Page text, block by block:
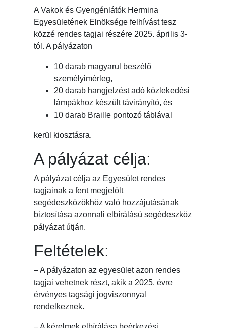
A Vakok és Gyengénlátók Hermina
Egyesületének Elnöksége felhívást tesz
közzé rendes tagjai részére 2025. április 3-
tól. A pályázaton
10 darab magyarul beszélő
személyimérleg,
20 darab hangjelzést adó közlekedési
lámpákhoz készült távirányító, és
10 darab Braille pontozó táblával
kerül kiosztásra.
A pályázat célja:
A pályázat célja az Egyesület rendes
tagjainak a fent megjelölt
segédeszközökhöz való hozzájutásának
biztosítása azonnali elbírálású segédeszköz
pályázat útján.
Feltételek:
– A pályázaton az egyesület azon rendes
tagjai vehetnek részt, akik a 2025. évre
érvényes tagsági jogviszonnyal
rendelkeznek.